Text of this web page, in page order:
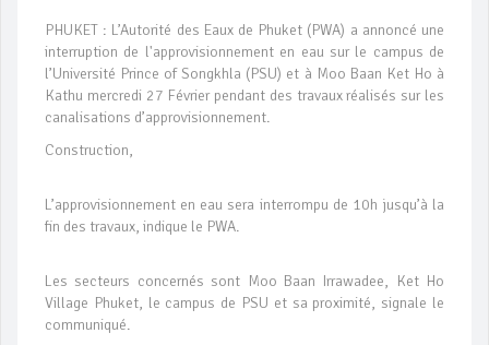
PHUKET : L’Autorité des Eaux de Phuket (PWA) a annoncé une
interruption de l'approvisionnement en eau sur le campus de
l’Université Prince of Songkhla (PSU) et à Moo Baan Ket Ho à
Kathu mercredi 27 Février pendant des travaux réalisés sur les
canalisations d’approvisionnement.
Construction,
L’approvisionnement en eau sera interrompu de 10h jusqu’à la
fin des travaux, indique le PWA.
Les secteurs concernés sont Moo Baan Irrawadee, Ket Ho
Village Phuket, le campus de PSU et sa proximité, signale le
communiqué.